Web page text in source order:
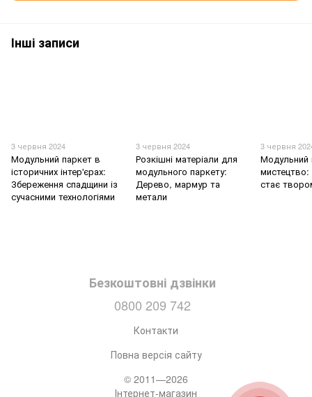
Інші записи
3 червня 2024
Модульний паркет в
історичних інтер'єрах:
Збереження спадщини із
сучасними технологіями
3 червня 2024
Розкішні матеріали для
модульного паркету:
Дерево, мармур та
метали
3 червня
Модульний
мистецтво:
стає
Безкоштовні дзвінки
0800 209 742
Контакти
Повна версія сайту
© 2011—2026
Інтернет-магазин